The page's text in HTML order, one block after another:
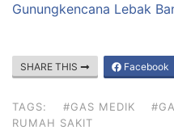
Gunungkencana Lebak
SHARE THIS Facebook
TAGS: #GAS MEDIK
RUMAH SAKIT